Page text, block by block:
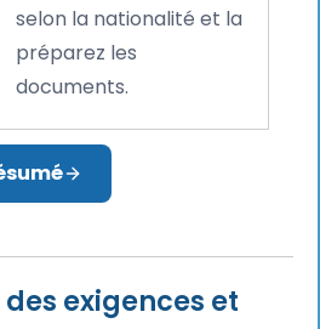
selon la nationalité et la
préparez les
documents.
exigences et